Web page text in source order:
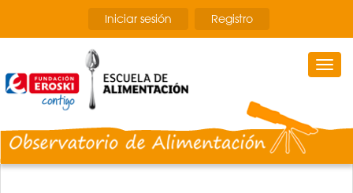
contenido
Iniciar sesión Registro